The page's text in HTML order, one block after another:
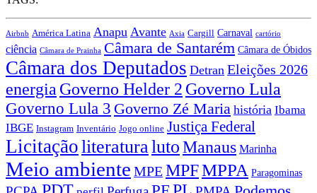
Airbnb América Latina Anapu Avante Axia Cargill Carnaval cartório
ciência Câmara de Prainha Câmara de Santarém Câmara de Óbidos
Câmara dos Deputados Detran Eleições 2026
energia Governo Helder 2 Governo Lula
Governo Lula 3 Governo Zé Maria história Ibama
IBGE Instagram Inventário Jogo online Justiça Federal
LicitaçãoliteraturalutoManaus Marinha
Meio ambiente MPEMPFMPPA Paragominas